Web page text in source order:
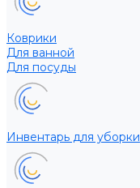
Коврики
Для ванной
Для посуды
Инвентарь для уборки